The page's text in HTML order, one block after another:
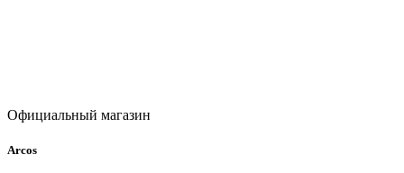
Официальный магазин
Arcos